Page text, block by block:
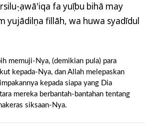
ṣawā'iqa fa yuṣību bihā may
yujādilụna fillāh, wa huwa syadīdul
memuji-Nya, (demikian pula) para
kepada-Nya, dan Allah melepaskan
kepada siapa yang Dia
mereka berbantah-bantahan tentang
siksaan-Nya.